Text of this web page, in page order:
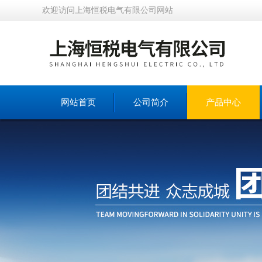
欢迎访问上海恒税电气有限公司网站
网站首页 公司简介 产品中心